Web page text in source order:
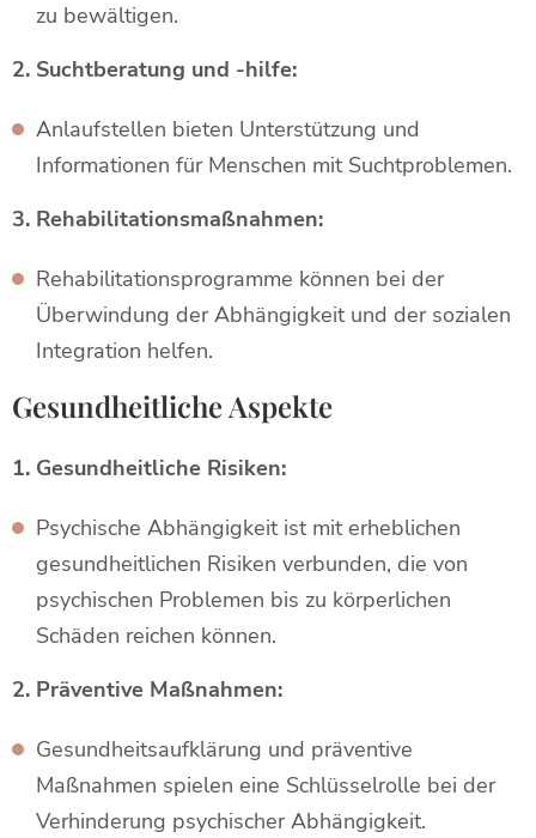
zu bewältigen.
2. Suchtberatung und -hilfe:
Anlaufstellen bieten Unterstützung und
Informationen für Menschen mit Suchtproblemen.
3. Rehabilitationsmaßnahmen:
Rehabilitationsprogramme können bei der
Überwindung der Abhängigkeit und der sozialen
Integration helfen.
Gesundheitliche Aspekte
1. Gesundheitliche Risiken:
Psychische Abhängigkeit ist mit erheblichen
gesundheitlichen Risiken verbunden, die von
psychischen Problemen bis zu körperlichen
Schäden reichen können.
2. Präventive Maßnahmen:
Gesundheitsaufklärung und präventive
Maßnahmen spielen eine Schlüsselrolle bei der
Verhinderung psychischer Abhängigkeit.